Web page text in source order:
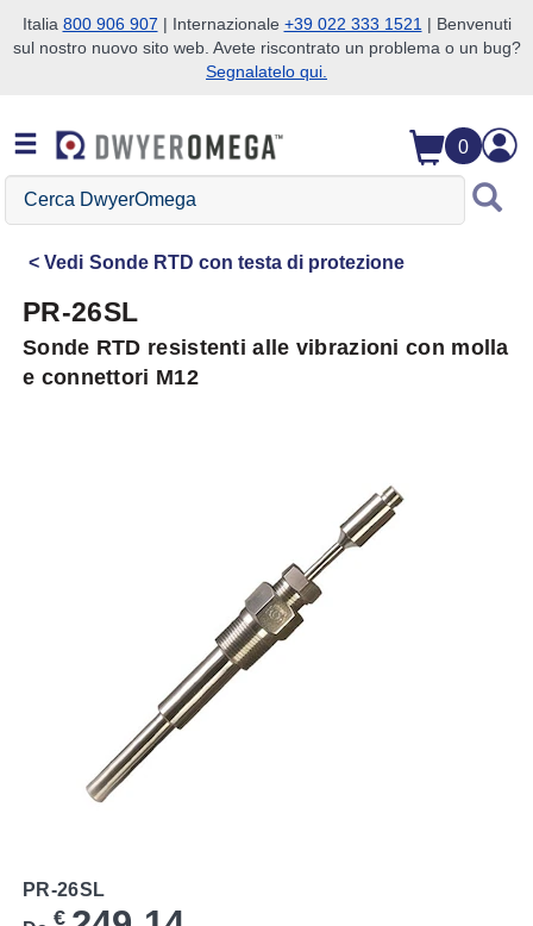
Salta alla ricerca
Salta al contenuto principale
Salta alla navigazione
Italia 800 906 907 | Internazionale +39 022 333 1521 | Benvenuti
sul nostro nuovo sito web. Avete riscontrato un problema o un bug?
Segnalatelo qui.
0
Cerca
DwyerOmega
Vedi Sonde RTD con testa di protezione
PR-26SL
Sonde RTD resistenti alle vibrazioni con molla
e connettori M12
PR-26SL
€